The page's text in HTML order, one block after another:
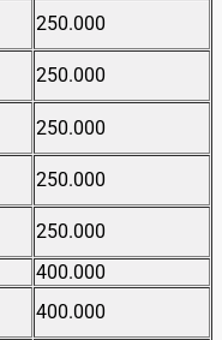
250.000
250.000
250.000
250.000
250.000
400.000
400.000